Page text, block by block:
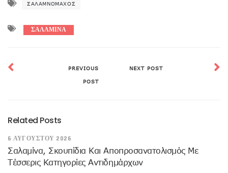
ΣΑΛΑΜΝΟΜΆΧΟΣ
ΣΑΛΑΜΙΝΑ
PREVIOUS
POST
NEXT POST
Related Posts
6 ΑΥΓΟΎΣΤΟΥ 2026
Σαλαμίνα, Σκουπίδια Και Αποπροσανατολισμός Με
Τέσσερις Κατηγορίες Αντιδημάρχων